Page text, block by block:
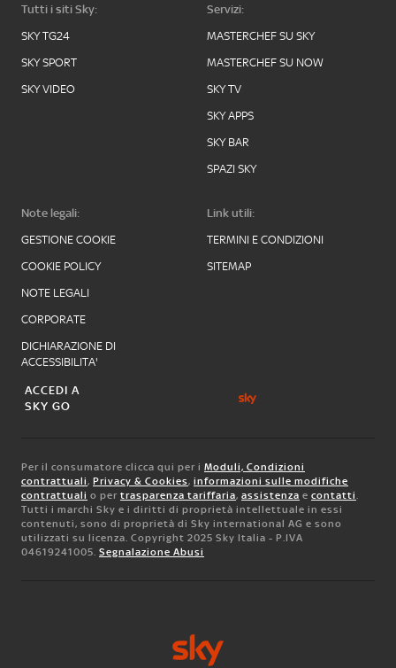
Tutti i siti Sky:
SKY TG24
SKY SPORT
SKY VIDEO
Servizi:
MASTERCHEF SU SKY
MASTERCHEF SU NOW
SKY TV
SKY APPS
SKY BAR
SPAZI SKY
Note legali:
GESTIONE COOKIE
COOKIE POLICY
NOTE LEGALI
CORPORATE
DICHIARAZIONE DI
ACCESSIBILITA'
Link utili:
TERMINI E CONDIZIONI
SITEMAP
ACCEDI A
SKY GO
Per il consumatore clicca qui per i Moduli, Condizioni
contrattuali, Privacy & Cookies, informazioni sulle modifiche
contrattuali o per trasparenza tariffaria, assistenza e contatti.
Tutti i marchi Sky e i diritti di proprietà intellettuale in essi
contenuti, sono di proprietà di Sky international AG e sono
utilizzati su licenza. Copyright 2025 Sky Italia - P.IVA
04619241005. Segnalazione Abusi